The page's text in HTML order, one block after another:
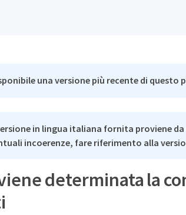
una versione più recente di questo
in lingua italiana fornita proviene
incoerenze, fare riferimento alla
determinata la